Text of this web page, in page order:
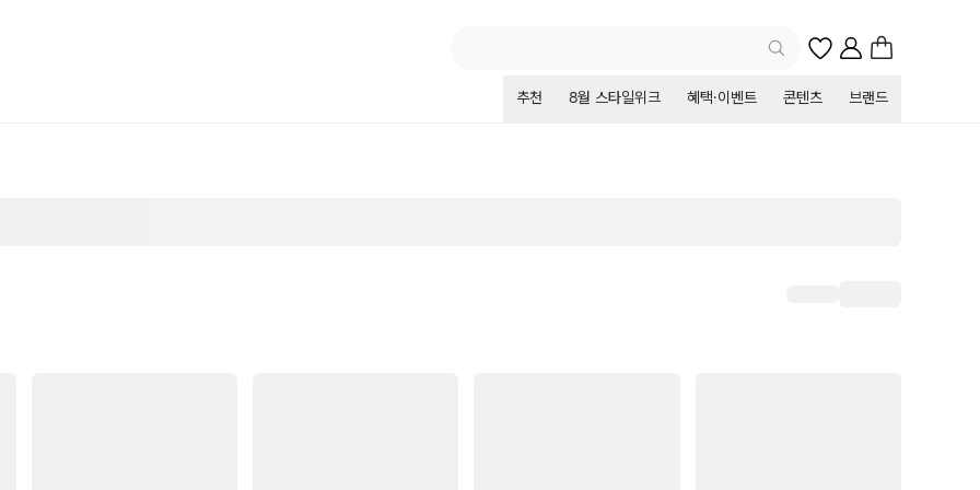
추천 8월 스타일위크 혜택·이벤트 콘텐츠 브랜드